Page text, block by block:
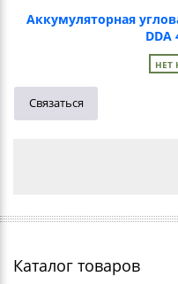
Аккумуляторная
DDA
НЕТ
Связаться
Каталог товаров